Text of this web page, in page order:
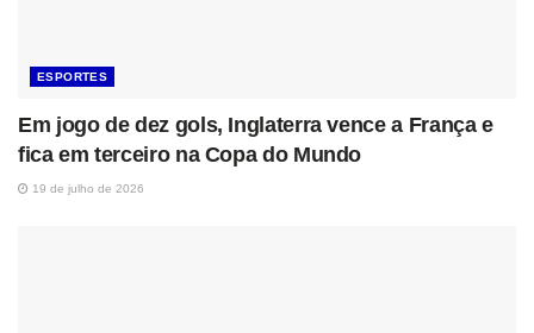
ESPORTES
Em jogo de dez gols, Inglaterra vence a França e
fica em terceiro na Copa do Mundo
19 de julho de 2026